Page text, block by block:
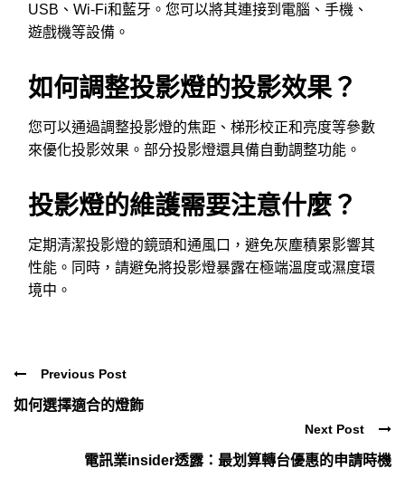
USB、Wi-Fi和藍牙。您可以將其連接到電腦、手機、
遊戲機等設備。
如何調整投影燈的投影效果？
您可以通過調整投影燈的焦距、梯形校正和亮度等參數
來優化投影效果。部分投影燈還具備自動調整功能。
投影燈的維護需要注意什麼？
定期清潔投影燈的鏡頭和通風口，避免灰塵積累影響其
性能。同時，請避免將投影燈暴露在極端溫度或濕度環
境中。
Previous Post
如何選擇適合的燈飾
Next Post
電訊業insider透露：最划算轉台優惠的申請時機